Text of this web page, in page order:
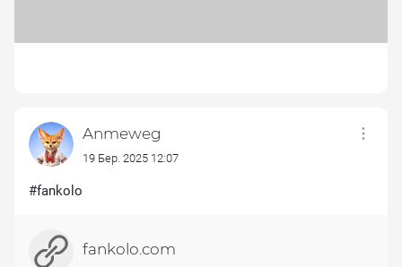
Anmeweg
19 Бер. 2025 12:07
#fankolo
fankolo.com